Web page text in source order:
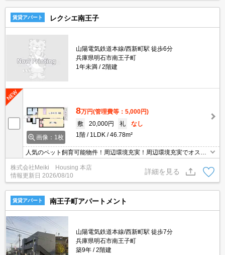
賃貸アパート レクシエ南王子
山陽電気鉄道本線/西新町駅 徒歩6分
兵庫県明石市南王子町
1年未満
2階建
画像：1枚
8万円(管理費等：5,000円)
敷
20,000円 礼
なし
1階
1LDK 46.78m²
人気のペット飼育可能物件！周辺環境充実！周辺環境充実でオスス
メ☆
株式会社Meiki Housing 本店
情報更新日 2026/08/10
詳細を見る
賃貸アパート 南王子町アパートメント
山陽電気鉄道本線/西新町駅 徒歩7分
兵庫県明石市南王子町
築9年
2階建